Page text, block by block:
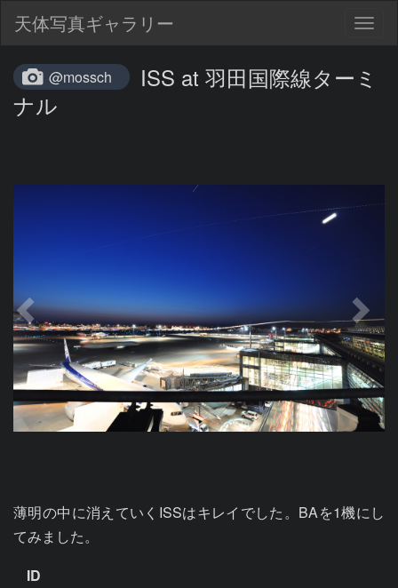
天体写真ギャラリー
@mossch
ISS at 羽田国際線ターミ
ナル
薄明の中に消えていくISSはキレイでした。BAを1機にし
てみました。
ID